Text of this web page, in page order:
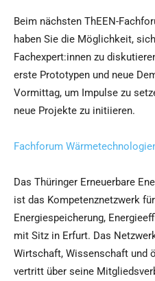
Beim nächsten ThEEN-
haben Sie die Möglichkeit,
Fachexpert:innen zu
erste Prototypen und neue
Vormittag, um Impulse zu
neue Projekte zu initiieren.
Fachforum
Das Thüringer Erneuerbare
ist das Kompetenznetzwerk
Energiespeicherung,
mit Sitz in Erfurt. Das
Wirtschaft, Wissenschaft und
vertritt über seine